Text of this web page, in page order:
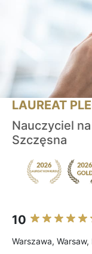
LAUREAT
Nauczyciel
Szczęsna
10
Warszawa, Warsaw,